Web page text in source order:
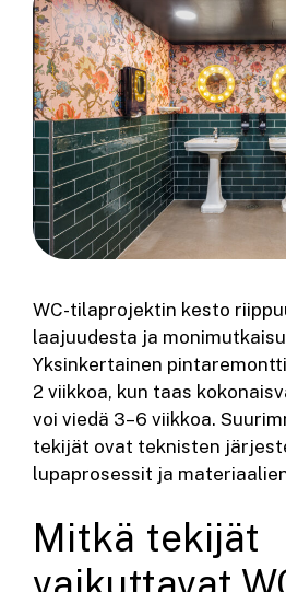
WC-tilaprojektin kesto
laajuudesta ja
Yksinkertainen
2 viikkoa, kun taas
voi viedä 3–6 viikkoa.
tekijät ovat teknisten
lupaprosessit ja
Mitkä tekijät